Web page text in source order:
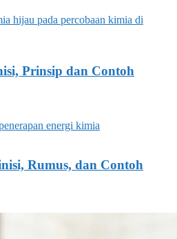
Prinsip dan Contoh
Rumus, dan Contoh